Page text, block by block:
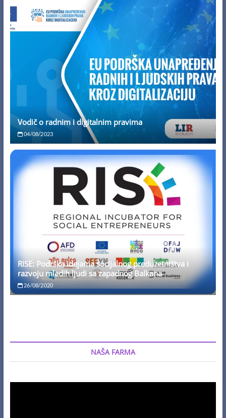
Vodič o radnim i digitalnim pravima
04/08/2023
RISE: Podrška idejama socijalnog preduzetništva i
razvoju mladih ljudi sa zapadnog Balkana
26/08/2020
NAŠA FARMA